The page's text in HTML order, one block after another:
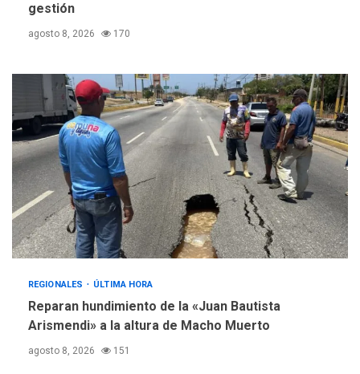
gestión
agosto 8, 2026 170
REGIONALES ÚLTIMA HORA
Reparan hundimiento de la «Juan Bautista
Arismendi» a la altura de Macho Muerto
agosto 8, 2026 151